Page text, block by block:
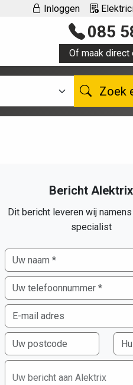
Inloggen
085
Of maak direct
Bericht Alektrix
Dit bericht leveren wij
specialist
Uw bericht aan Alektrix